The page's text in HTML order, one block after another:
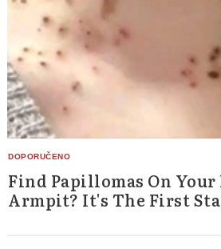
Find Papillomas On Your
Armpit? It's The First